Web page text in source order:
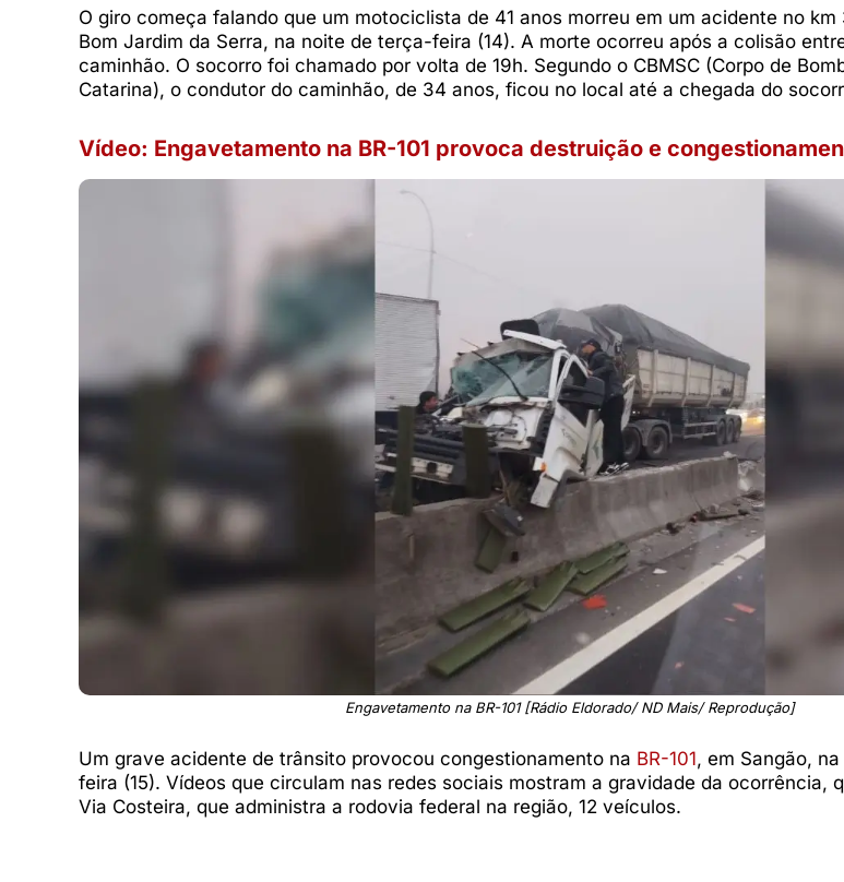
O giro começa falando que um motociclista de 41 anos morreu em um acidente no km
Bom Jardim da Serra, na noite de terça-feira (14). A morte ocorreu após a colisão
caminhão. O socorro foi chamado por volta de 19h. Segundo o CBMSC (Corpo de
Catarina), o condutor do caminhão, de 34 anos, ficou no local até a chegada do
Vídeo: Engavetamento na BR-101 provoca destruição e
Engavetamento na BR-101 [Rádio Eldorado/ ND Mais/ Reprodução]
Um grave acidente de trânsito provocou congestionamento na BR-101, em Sangão,
feira (15). Vídeos que circulam nas redes sociais mostram a gravidade da ocorrência,
Via Costeira, que administra a rodovia federal na região, 12 veículos.